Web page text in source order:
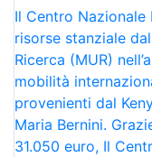
Il Centro Nazionale
risorse stanziale
Ricerca (MUR)
mobilità
provenienti dal
Maria Bernini.
31.050 euro, Il